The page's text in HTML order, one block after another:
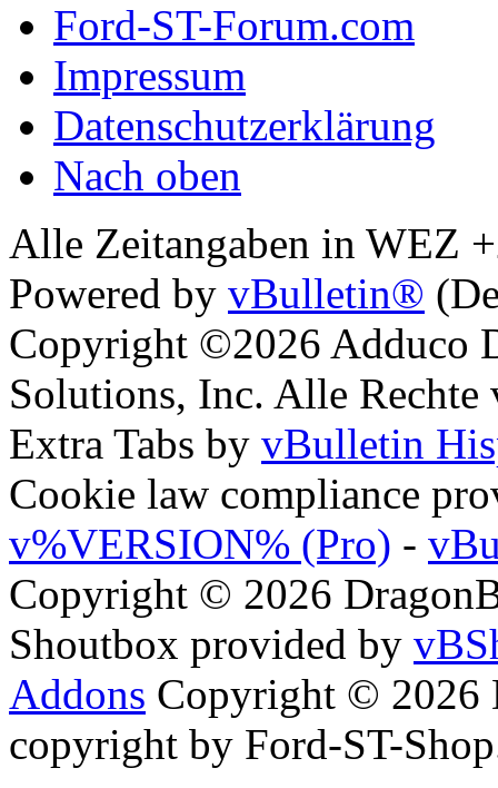
Ford-ST-Forum.com
Impressum
Datenschutzerklärung
Nach oben
Alle Zeitangaben in WEZ
Powered by vBulletin®
Copyright ©2026 Adduco
Solutions, Inc. Alle Rechte
Extra Tabs by vBulletin
Cookie law compliance
v%VERSION% (Pro) -
Copyright © 2026
Shoutbox provided by
Addons Copyright © 2026
copyright by Ford-ST-